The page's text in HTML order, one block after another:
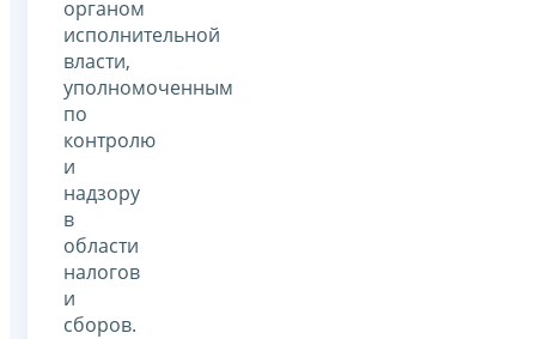
органом
исполнительной
власти,
уполномоченным
по
контролю
и
надзору
в
области
налогов
и
сборов.